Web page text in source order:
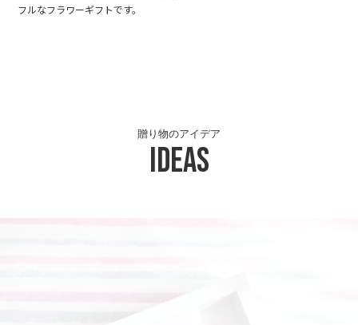
フルなフラワーギフトです。
Ideas
贈り物のアイデア